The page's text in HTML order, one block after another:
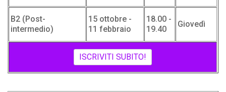
B2 (Post-
intermedio)
15 ottobre -
11 febbraio
18.00 -
19.40
Giovedì
ISCRIVITI SUBITO!